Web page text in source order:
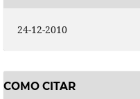
24-12-2010
COMO CITAR